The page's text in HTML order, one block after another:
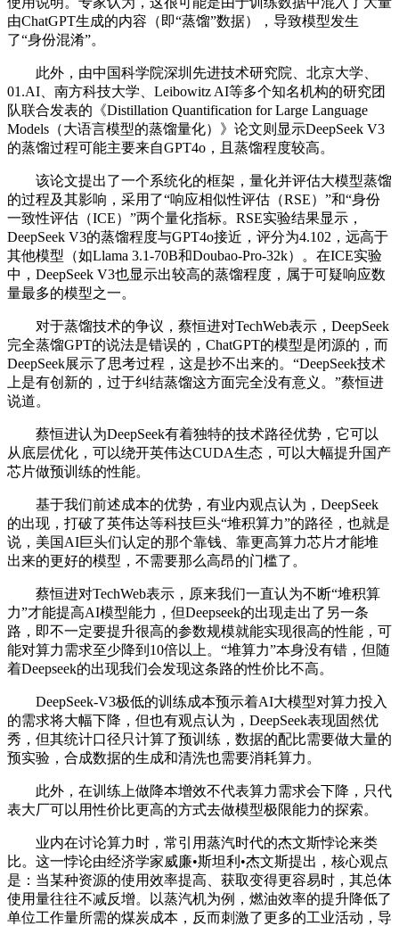
由ChatGPT生成的内容（即“蒸馏”数据），导致模型发生
了“身份混淆”。
此外，由中国科学院深圳先进技术研究院、北京大学、
01.AI、南方科技大学、Leibowitz AI等多个知名机构的研究团
队联合发表的《Distillation Quantification for Large Language
Models（大语言模型的蒸馏量化）》论文则显示DeepSeek V3
的蒸馏过程可能主要来自GPT4o，且蒸馏程度较高。
该论文提出了一个系统化的框架，量化并评估大模型蒸馏
的过程及其影响，采用了“响应相似性评估（RSE）”和“身份
一致性评估（ICE）”两个量化指标。RSE实验结果显示，
DeepSeek V3的蒸馏程度与GPT4o接近，评分为4.102，远高于
其他模型（如Llama 3.1-70B和Doubao-Pro-32k）。在ICE实验
中，DeepSeek V3也显示出较高的蒸馏程度，属于可疑响应数
量最多的模型之一。
对于蒸馏技术的争议，蔡恒进对TechWeb表示，DeepSeek
完全蒸馏GPT的说法是错误的，ChatGPT的模型是闭源的，而
DeepSeek展示了思考过程，这是抄不出来的。“DeepSeek技术
上是有创新的，过于纠结蒸馏这方面完全没有意义。”蔡恒进
说道。
蔡恒进认为DeepSeek有着独特的技术路径优势，它可以
从底层优化，可以绕开英伟达CUDA生态，可以大幅提升国产
芯片做预训练的性能。
基于我们前述成本的优势，有业内观点认为，DeepSeek
的出现，打破了英伟达等科技巨头“堆积算力”的路径，也就是
说，美国AI巨头们认定的那个靠钱、靠更高算力芯片才能堆
出来的更好的模型，不需要那么高昂的门槛了。
蔡恒进对TechWeb表示，原来我们一直认为不断“堆积算
力”才能提高AI模型能力，但Deepseek的出现走出了另一条
路，即不一定要提升很高的参数规模就能实现很高的性能，可
能对算力需求至少降到10倍以上。“堆算力”本身没有错，但随
着Deepseek的出现我们会发现这条路的性价比不高。
DeepSeek-V3极低的训练成本预示着AI大模型对算力投入
的需求将大幅下降，但也有观点认为，DeepSeek表现固然优
秀，但其统计口径只计算了预训练，数据的配比需要做大量的
预实验，合成数据的生成和清洗也需要消耗算力。
此外，在训练上做降本增效不代表算力需求会下降，只代
表大厂可以用性价比更高的方式去做模型极限能力的探索。
业内在讨论算力时，常引用蒸汽时代的杰文斯悖论来类
比。这一悖论由经济学家威廉•斯坦利•杰文斯提出，核心观点
是：当某种资源的使用效率提高、获取变得更容易时，其总体
使用量往往不减反增。以蒸汽机为例，燃油效率的提升降低了
单位工作量所需的煤炭成本，反而刺激了更多的工业活动，导